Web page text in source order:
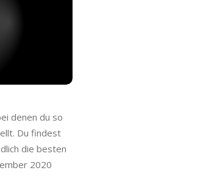
denen du so
Du findest
die besten
2020